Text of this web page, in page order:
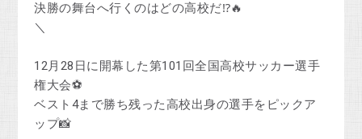
決勝の舞台へ行くのはどの高校だ⁉️🔥
＼
12月28日に開幕した第101回全国高校サッカー選手
権大会⚽
ベスト4まで勝ち残った高校出身の選手をピックア
ップ📸